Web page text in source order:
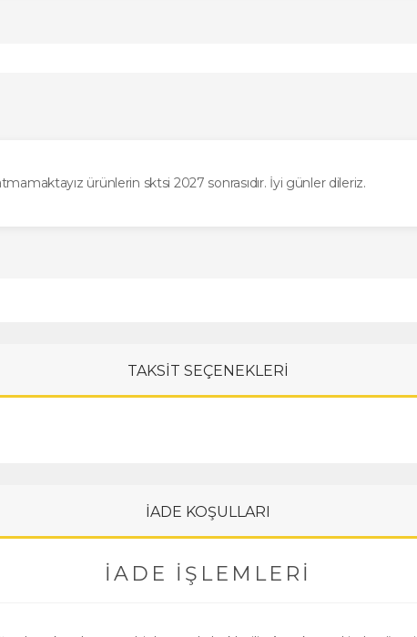
ürünlerin sktsi 2027 sonrasıdır. İyi günler dileriz.
TAKSİT SEÇENEKLERİ
İADE KOŞULLARI
İADE İŞLEMLERI